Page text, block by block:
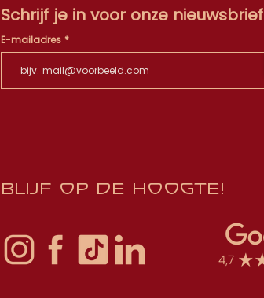
Schrijf je in voor onze nieuwsbrief
E-mailadres
Blijf op de hoogte!